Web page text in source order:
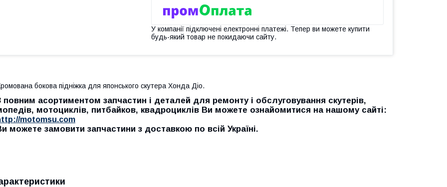
У компанії підключені електронні платежі. Тепер ви можете купити
будь-який товар не покидаючи сайту.
бокова підніжка для японського скутера Хонда Діо.
повним асортиментом запчастин і деталей для ремонту і обслуговування скутерів,
мотоциклів, питбайков, квадроциклів Ви можете ознайомитися на нашому сайті:
motomsu.com
можете замовити запчастини з доставкою по всій Україні.